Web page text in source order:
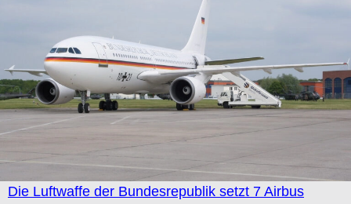
Die Luftwaffe der Bundesrepublik setzt 7 Airbus